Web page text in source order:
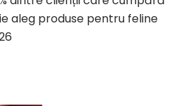
aleg produse pentru feline